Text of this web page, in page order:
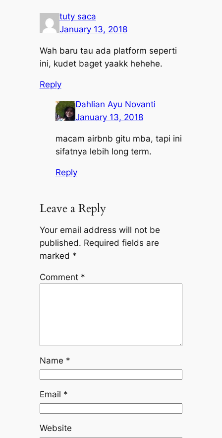
tuty saca
January 13, 2018
Wah baru tau ada platform seperti
ini, kudet baget yaakk hehehe.
Reply
Dahlian Ayu Novanti
January 13, 2018
macam airbnb gitu mba, tapi ini
sifatnya lebih long term.
Reply
Leave a Reply
Your email address will not be
published. Required fields are
marked *
Comment *
Name *
Email *
Website